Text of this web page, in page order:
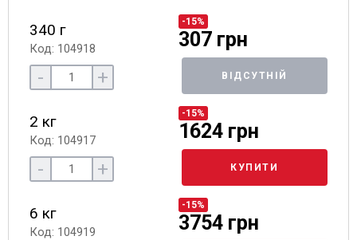
340 г
Код: 104918
-15%
307 грн
- + ВІДСУТНІЙ
2 кг
Код: 104917
-15%
1624 грн
- + КУПИТИ
6 кг
Код: 104919
-15%
3754 грн